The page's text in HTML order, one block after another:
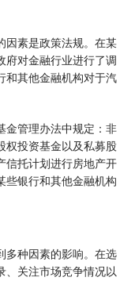
因素是政策法规。在某
府对金融行业进行了调
和其他金融机构对于汽
金管理办法中规定：非
权投资基金以及私募股
信托计划进行房地产开
些银行和其他金融机构
多种因素的影响。在选
、关注市场竞争情况以